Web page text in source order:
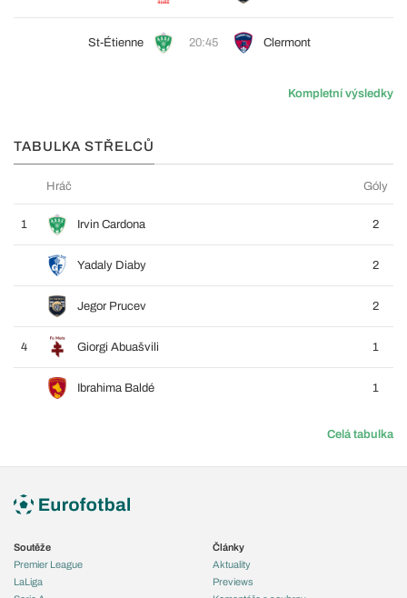
St-Étienne 20:45 Clermont
Kompletní výsledky
TABULKA STŘELCŮ
Hráč Góly
1 Irvin Cardona 2
Yadaly Diaby 2
Jegor Prucev 2
4 Giorgi Abuašvili 1
Ibrahima Baldé 1
Celá tabulka
Soutěže
Premier League
LaLiga
Články
Aktuality
Previews